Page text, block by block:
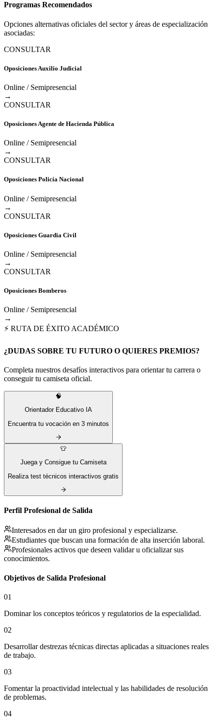
Programas Recomendados
Opciones alternativas oficiales del sector y áreas de especialización
asociadas:
CONSULTAR
Oposiciones Auxilio Judicial
Online / Semipresencial
→
CONSULTAR
Oposiciones Agente de Hacienda Pública
Online / Semipresencial
→
CONSULTAR
Oposiciones Policía Nacional
Online / Semipresencial
→
CONSULTAR
Oposiciones Guardia Civil
Online / Semipresencial
→
CONSULTAR
Oposiciones Bomberos
Online / Semipresencial
→
⚡ RUTA DE ÉXITO ACADÉMICO
¿DUDAS SOBRE TU FUTURO O QUIERES PREMIOS?
Completa nuestros desafíos interactivos para orientar tu carrera o
conseguir tu camiseta oficial.
🧠
Orientador Educativo IA
Encuentra tu vocación en 3 minutos
👕
Juega y Consigue tu Camiseta
Realiza test técnicos interactivos gratis
Perfil Profesional de Salida
Interesados en dar un giro profesional y especializarse.
Estudiantes que buscan una formación de alta inserción laboral.
Profesionales activos que deseen validar u oficializar sus
conocimientos.
Objetivos de Salida Profesional
01
Dominar los conceptos teóricos y regulatorios de la especialidad.
02
Desarrollar destrezas técnicas directas aplicadas a situaciones reales
de trabajo.
03
Fomentar la proactividad intelectual y las habilidades de resolución
de problemas.
04